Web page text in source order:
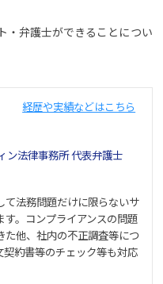
・弁護士ができることについ
ン法律事務所 代表弁護士
経歴や実績などはこちら
て法務問題だけに限らないサ
。コンプライアンスの問題
た他、社内の不正調査等につ
約書等のチェック等も対応